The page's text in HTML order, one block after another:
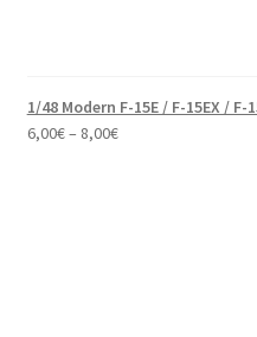
1/48 Modern F-15E / F-15EX / F-
6,00€– 8,00€Price